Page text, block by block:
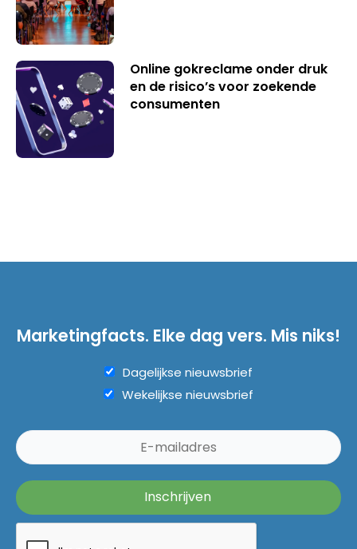
Online gokreclame onder druk
en de risico’s voor zoekende
consumenten
Marketingfacts. Elke dag vers. Mis niks!
Dagelijkse nieuwsbrief
Wekelijkse nieuwsbrief